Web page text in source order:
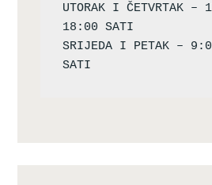
UTORAK I ČETVRTAK –
18:00 SATI
SRIJEDA I PETAK –